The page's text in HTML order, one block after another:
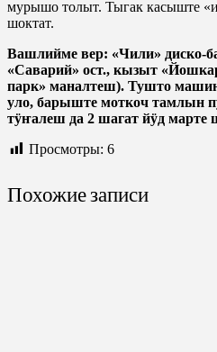
мурышо толыт. Тыгак касыште
шоктат.
Вашлийме вер: «Чили» диско-
«Саварий» ост., кызыт
парк» маналтеш). Тушто
уло, барыште моткоч тамлын
тӱҥалеш да 2 шагат йӱд марте
Просмотры: 6
Похожие записи